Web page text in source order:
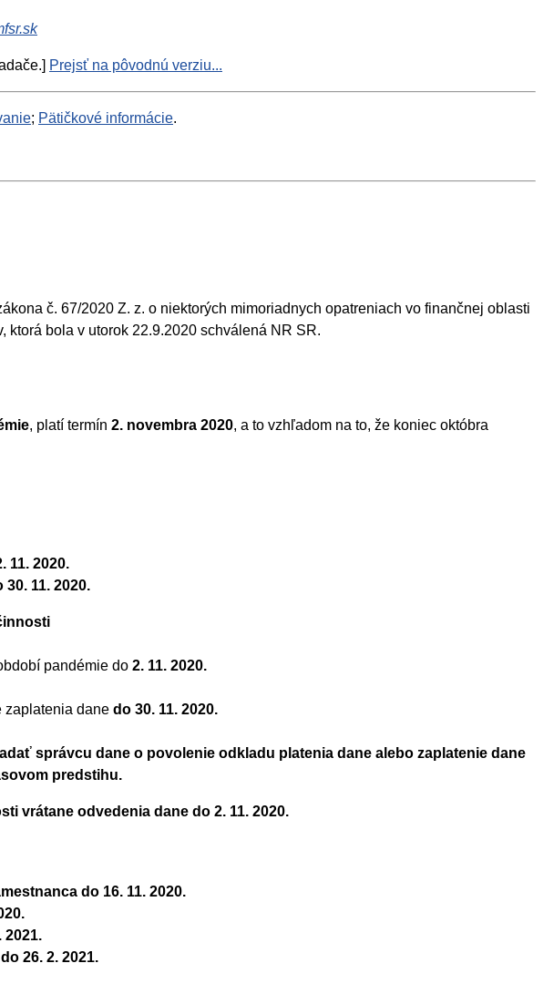
Prejsť na pôvodnú verziu...
; Pätičkové informácie.
č. 67/2020 Z. z. o niektorých mimoriadnych opatreniach vo finančnej oblasti
bola v utorok 22.9.2020 schválená NR SR.
, platí termín 2. novembra 2020, a to vzhľadom na to, že koniec októbra
11. 2020.
11. 2020.
pandémie do 2. 11. 2020.
zaplatenia dane do 30. 11. 2020.
správcu dane o povolenie odkladu platenia dane alebo zaplatenie dane
predstihu.
vrátane odvedenia dane do 2. 11. 2020.
do 16. 11. 2020.
2021.
26. 2. 2021.